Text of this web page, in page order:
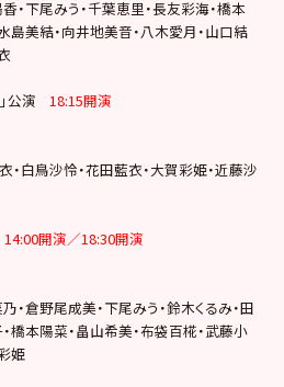
・下尾みう・千葉恵里・長友彩海・橋本
島美結・向井地美音・八木愛月・山口結
公演 18:15開演
・白鳥沙怜・花田藍衣・大賀彩姫・近藤沙
14:00開演／18:30開演
・倉野尾成美・下尾みう・鈴木くるみ・田
橋本陽菜・畠山希美・布袋百椛・武藤小
姫